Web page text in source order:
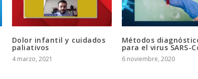
Dolor infantil y cuidados
paliativos
4 marzo, 2021
Métodos
para el virus SARS-
6 noviembre, 2020